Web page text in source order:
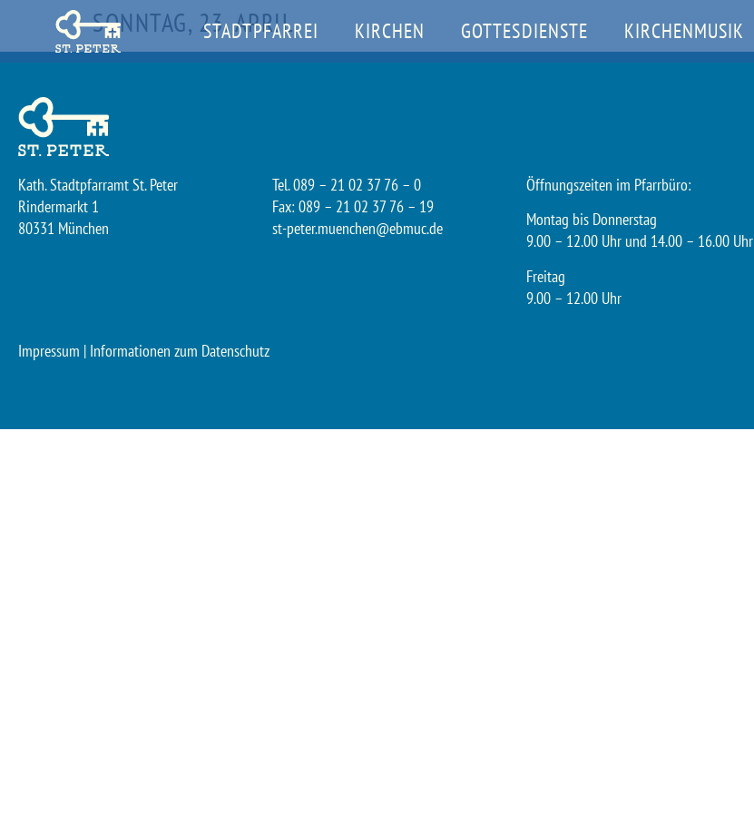
STADTPFARREI KIRCHEN GOTTESDIENSTE KIRCHENMUSIK
SONNTAG, 23. APRIL
Kath. Stadtpfarramt St. Peter
Rindermarkt 1
80331 München
Tel. 089 – 21 02 37 76 – 0
Fax: 089 – 21 02 37 76 – 19
st-peter.muenchen@ebmuc.de
Öffnungszeiten im Pfarrbüro:
Montag bis Donnerstag
9.00 – 12.00 Uhr und 14.00 – 16.00 Uhr
Freitag
9.00 – 12.00 Uhr
Impressum | Informationen zum Datenschutz